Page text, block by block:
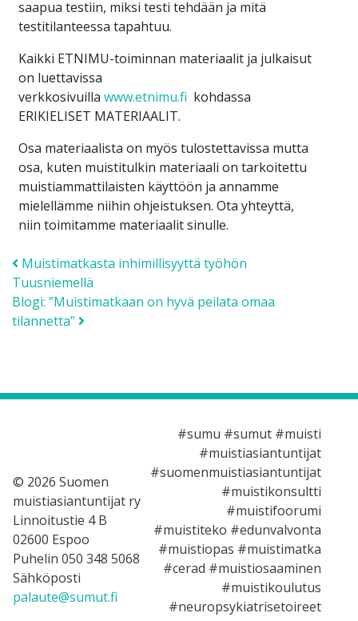
saapua testiin, miksi testi tehdään ja mitä
testitilanteessa tapahtuu.
Kaikki ETNIMU-toiminnan materiaalit ja julkaisut
on luettavissa
verkkosivuilla www.etnimu.fi kohdassa
ERIKIELISET MATERIAALIT.
Osa materiaalista on myös tulostettavissa mutta
osa, kuten muistitulkin materiaali on tarkoitettu
muistiammattilaisten käyttöön ja annamme
mielellämme niihin ohjeistuksen. Ota yhteyttä,
niin toimitamme materiaalit sinulle.
Post navigation
Muistimatkasta inhimillisyyttä työhön
Tuusniemellä
Blogi: ”Muistimatkaan on hyvä peilata omaa
tilannetta”
© 2026 Suomen
muistiasiantuntijat ry
Linnoitustie 4 B
02600 Espoo
Puhelin 050 348 5068
Sähköposti
palaute@sumut.fi
#sumu #sumut #muisti
#muistiasiantuntijat
#suomenmuistiasiantuntijat
#muistikonsultti
#muistifoorumi
#muistiteko #edunvalvonta
#muistiopas #muistimatka
#cerad #muistiosaaminen
#muistikoulutus
#neuropsykiatrisetoireet